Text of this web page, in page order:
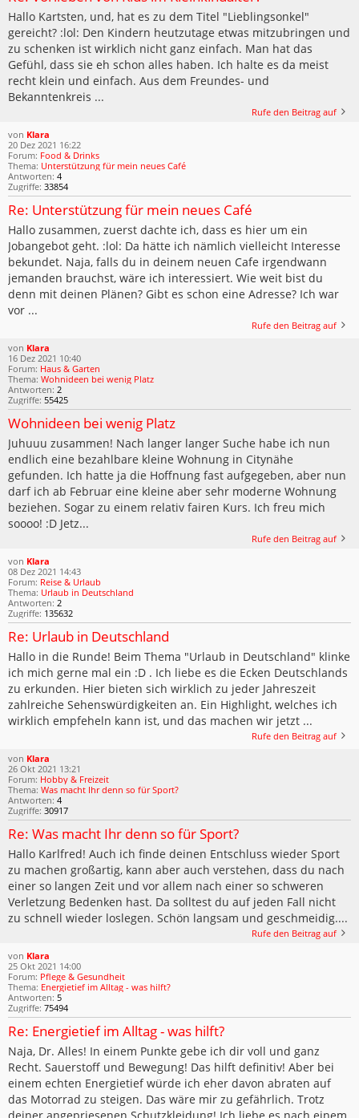
Hallo Kartsten, und, hat es zu dem Titel "Lieblingsonkel"
gereicht? :lol: Den Kindern heutzutage etwas mitzubringen und
zu schenken ist wirklich nicht ganz einfach. Man hat das
Gefühl, dass sie eh schon alles haben. Ich halte es da meist
recht klein und einfach. Aus dem Freundes- und
Bekanntenkreis ...
Rufe den Beitrag auf
von Klara
20 Dez 2021 16:22
Forum: Food & Drinks
Thema: Unterstützung für mein neues Café
Antworten: 4
Zugriffe: 33854
Re: Unterstützung für mein neues Café
Hallo zusammen, zuerst dachte ich, dass es hier um ein
Jobangebot geht. :lol: Da hätte ich nämlich vielleicht Interesse
bekundet. Naja, falls du in deinem neuen Cafe irgendwann
jemanden brauchst, wäre ich interessiert. Wie weit bist du
denn mit deinen Plänen? Gibt es schon eine Adresse? Ich war
vor ...
Rufe den Beitrag auf
von Klara
16 Dez 2021 10:40
Forum: Haus & Garten
Thema: Wohnideen bei wenig Platz
Antworten: 2
Zugriffe: 55425
Wohnideen bei wenig Platz
Juhuuu zusammen! Nach langer langer Suche habe ich nun
endlich eine bezahlbare kleine Wohnung in Citynähe
gefunden. Ich hatte ja die Hoffnung fast aufgegeben, aber nun
darf ich ab Februar eine kleine aber sehr moderne Wohnung
beziehen. Sogar zu einem relativ fairen Kurs. Ich freu mich
soooo! :D Jetz...
Rufe den Beitrag auf
von Klara
08 Dez 2021 14:43
Forum: Reise & Urlaub
Thema: Urlaub in Deutschland
Antworten: 2
Zugriffe: 135632
Re: Urlaub in Deutschland
Hallo in die Runde! Beim Thema "Urlaub in Deutschland" klinke
ich mich gerne mal ein :D . Ich liebe es die Ecken Deutschlands
zu erkunden. Hier bieten sich wirklich zu jeder Jahreszeit
zahlreiche Sehenswürdigkeiten an. Ein Highlight, welches ich
wirklich empfeheln kann ist, und das machen wir jetzt ...
Rufe den Beitrag auf
von Klara
26 Okt 2021 13:21
Forum: Hobby & Freizeit
Thema: Was macht Ihr denn so für Sport?
Antworten: 4
Zugriffe: 30917
Re: Was macht Ihr denn so für Sport?
Hallo Karlfred! Auch ich finde deinen Entschluss wieder Sport
zu machen großartig, kann aber auch verstehen, dass du nach
einer so langen Zeit und vor allem nach einer so schweren
Verletzung Bedenken hast. Da solltest du auf jeden Fall nicht
zu schnell wieder loslegen. Schön langsam und geschmeidig....
Rufe den Beitrag auf
von Klara
25 Okt 2021 14:00
Forum: Pflege & Gesundheit
Thema: Energietief im Alltag - was hilft?
Antworten: 5
Zugriffe: 75494
Re: Energietief im Alltag - was hilft?
Naja, Dr. Alles! In einem Punkte gebe ich dir voll und ganz
Recht. Sauerstoff und Bewegung! Das hilft definitiv! Aber bei
einem echten Energietief würde ich eher davon abraten auf
das Motorrad zu steigen. Das wäre mir zu gefährlich. Trotz
deiner angepriesenen Schutzkleidung! Ich liebe es nach einem